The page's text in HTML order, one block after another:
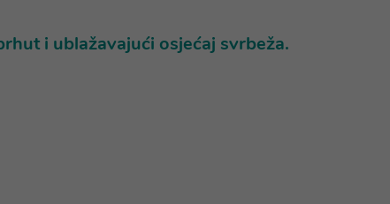
i ublažavajući osjećaj svrbeža.